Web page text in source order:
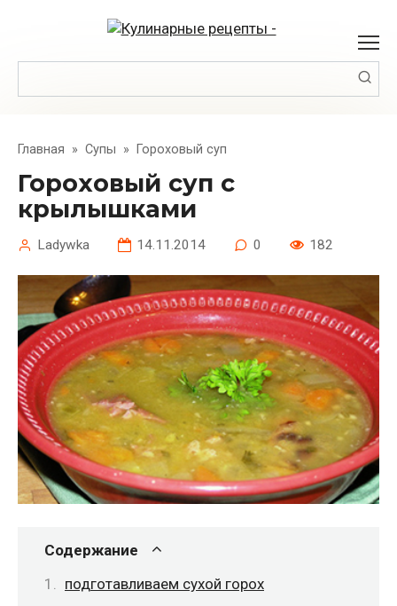
Главная » Супы » Гороховый суп
Гороховый суп с
крылышками
Ladywka 14.11.2014 0 182
Содержание
подготавливаем сухой горох